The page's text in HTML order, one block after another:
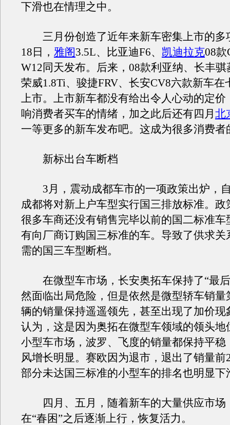
下滑也在情理之中。
三月份创造了近年来新车密集上市的多
18日， 雅阁3.5L、比亚迪F6、 凯迪拉克08款
W12同天发布。后来，08款利亚纳、长丰
荣威1.8Ti、骏捷FRV、长安CV8六款新车在
上市。上市新车都没有给出令人心动的定价
响消费者买车的情绪，加之此后还有四月 北
一等更多的新车发布吧。这成为很多消费者
新标出台车断档
3月，震动成都车市的一项政策出炉，
成都将对新上户车型实行国三排放标准。政
很多车商还没有销售完毕以前的国二标准车
有向厂商订购国三标准的车。导致了供求关
需的国三车型断档。
在微型车市场，长安奥拓车保持了“最后
然面临出局危险，但是依然是微型轿车销量
辆的销量保持遥遥领先，甚至出现了加价现
认为，这是因为奥拓在微型车领域的领头地
小型车市场，波罗、飞度的销量都保持平稳
风增长明显。赛欧因为退市，退出了销量前
部分未达国三标准的小型车的排名也明显下
四月、五月，随着新车的大量供应市场
在“春困”之后逐渐上行，恢复活力。